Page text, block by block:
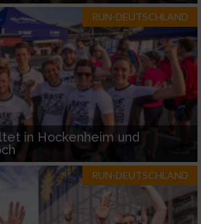
RUN-DEUTSCHLAND
in Hockenheim und
RUN-DEUTSCHLAND